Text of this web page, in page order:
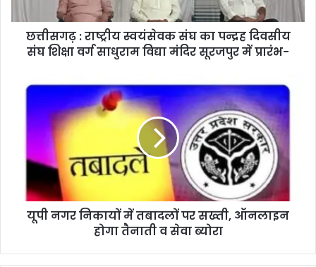
छत्तीसगढ़ : राष्ट्रीय स्वयंसेवक संघ का पन्द्रह दिवसीय
संघ शिक्षा वर्ग साधुराम विद्या मंदिर सूरजपुर में प्रारंभ-
यूपी नगर निकायों में तबादलों पर सख्ती, ऑनलाइन
होगा तैनाती व सेवा ब्योरा